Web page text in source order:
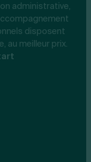
administrative,
disposent
au meilleur prix.